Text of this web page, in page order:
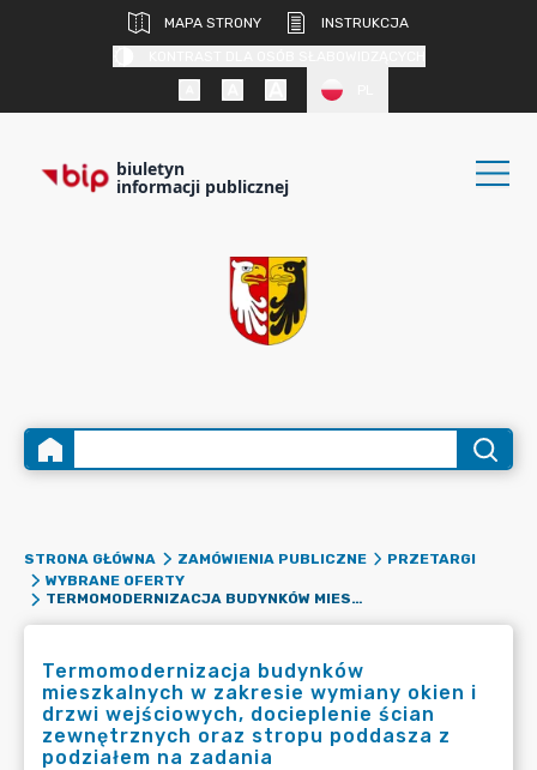
MAPA STRONY
INSTRUKCJA
biuletyn
informacji publicznej
STRONA GŁÓWNA ZAMÓWIENIA PUBLICZNE
PRZETARGI
WYBRANE OFERTY
TERMOMODERNIZACJA BUDYNKÓW MIESZKALNYCH W ZAKRESIE WYMIANY OKIEN I DRZWI WEJŚCIOWYCH, DOCIEPLENIE ŚCIAN ZEWNĘTRZNYCH ORAZ STROPU PODDASZA Z PODZIAŁEM NA ZADANIA
Termomodernizacja budynków
mieszkalnych w zakresie wymiany okien i
drzwi wejściowych, docieplenie ścian
zewnętrznych oraz stropu poddasza z
podziałem na zadania